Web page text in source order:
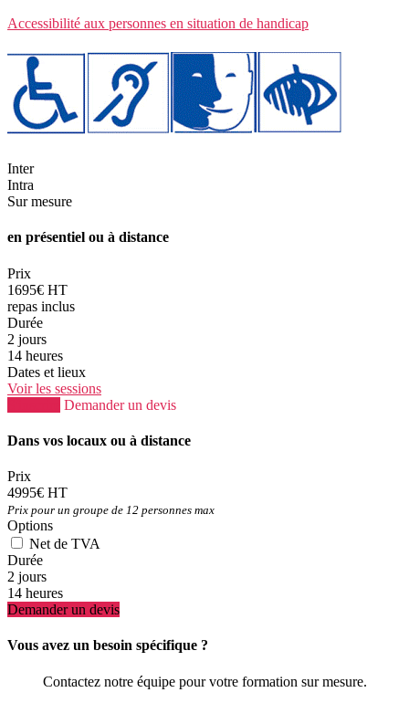
Accessibilité aux personnes en situation de handicap
Inter
Intra
Sur mesure
en présentiel ou à distance
Prix
1695€ HT
repas inclus
Durée
2 jours
14 heures
Dates et lieux
Voir les sessions
Demander un devis
Dans vos locaux ou à distance
Prix
4995€ HT
Prix pour un groupe de 12 personnes max
Options
Net de TVA
Durée
2 jours
14 heures
Demander un devis
Vous avez un besoin spécifique ?
Contactez notre équipe pour votre formation sur mesure.